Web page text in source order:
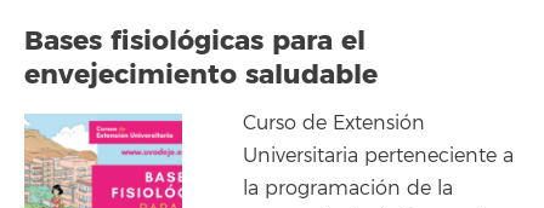
Bases fisiológicas para el
envejecimiento saludable
Curso de Extensión
Universitaria perteneciente a
la programación de la